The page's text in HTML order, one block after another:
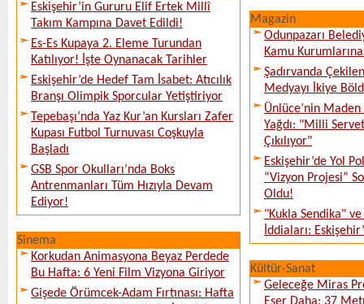
Eskişehir’in Gururu Elif Ertek Millî
Takım Kampına Davet Edildi!
Es-Es Kupaya 2. Eleme Turundan
Katılıyor! İşte Oynanacak Tarihler
Eskişehir’de Hedef Tam İsabet: Atıcılık
Branşı Olimpik Sporcular Yetiştiriyor
Tepebaşı’nda Yaz Kur’an Kursları Zafer
Kupası Futbol Turnuvası Coşkuyla
Başladı
GSB Spor Okulları’nda Boks
Antrenmanları Tüm Hızıyla Devam
Ediyor!
Sinema
Korkudan Animasyona Beyaz Perdede
Bu Hafta: 6 Yeni Film Vizyona Giriyor
Gişede Örümcek-Adam Fırtınası: Hafta
Magazin
Odunpazarı
Kamu Kurumlarına
Şadırvanda
Medyayı İkiye
Ünlüce’nin Maden
Yağdı: "Milli
Çıkılıyor"
Eskişehir’de Yol
“Vizyon Projesi”
Oldu!
"Kukla Sendika"
İddiaları:
Kültür-Sanat
Geleceğe Miras